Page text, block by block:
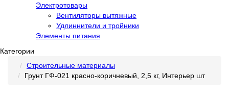
Электротовары
Вентиляторы вытяжные
Удлиннители и тройники
Элементы питания
Категории
Строительные материалы
Грунт ГФ-021 красно-коричневый, 2,5 кг, Интерьер шт